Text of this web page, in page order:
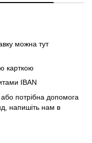
можна тут
карткою
IBAN
потрібна допомога
напишіть нам в